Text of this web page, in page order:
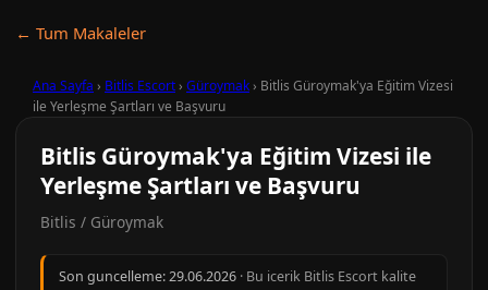
← Tum Makaleler
Ana Sayfa › Bitlis Escort› Güroymak› Bitlis Güroymak'ya Eğitim Vizesi
ile Yerleşme Şartları ve Başvuru
Bitlis Güroymak'ya Eğitim Vizesi ile
Yerleşme Şartları ve Başvuru
Bitlis / Güroymak
Son guncelleme:29.06.2026 · Bu icerik Bitlis Escort kalite